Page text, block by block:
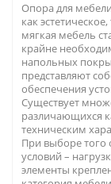
Опора для
как
мягкая мебель
крайне
напольных
представляют
обеспечения
Существует
различающихся
техническим
При выборе того
условий –
элементы